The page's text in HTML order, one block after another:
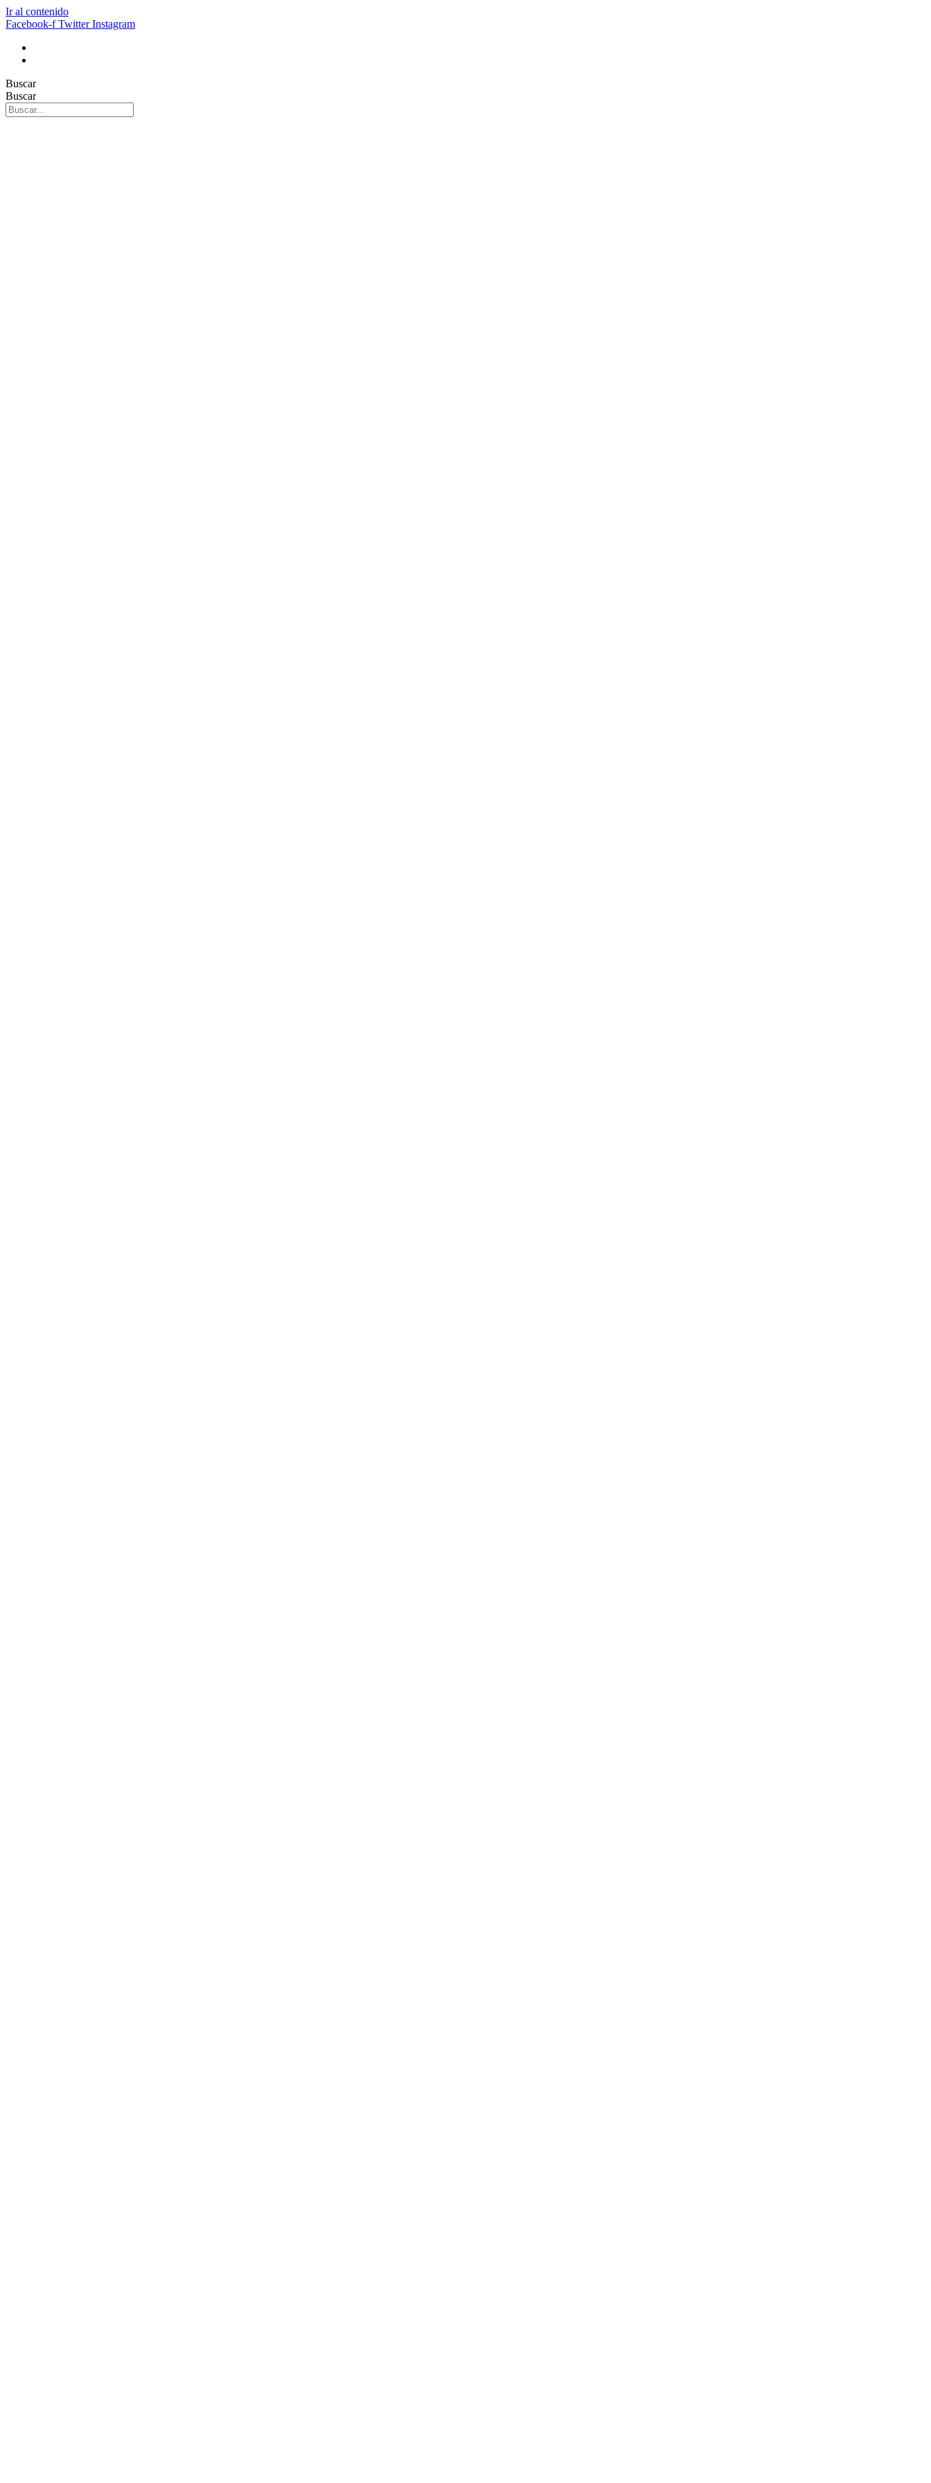
Ir al contenido
Facebook-f Twitter Instagram
Buscar
Buscar